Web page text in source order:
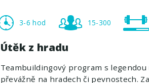
3-6 hod 15-300
Útěk z hradu
Teambuildingový program s legendou
převážně na hradech či pevnostech.